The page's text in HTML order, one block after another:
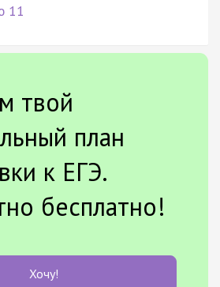
11
твой
план
к ЕГЭ.
бесплатно!
Хочу!